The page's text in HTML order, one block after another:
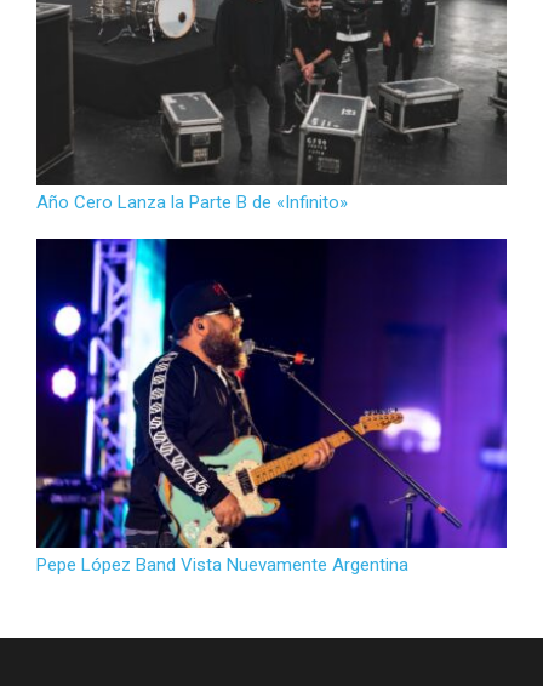
Año Cero Lanza la Parte B de «Infinito»
Pepe López Band Vista Nuevamente Argentina